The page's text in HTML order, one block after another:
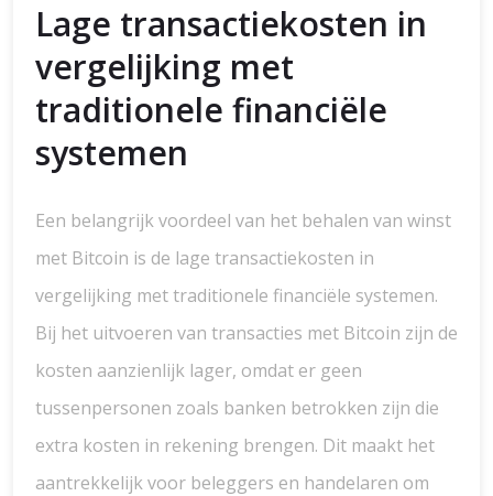
Lage transactiekosten in
vergelijking met
traditionele financiële
systemen
Een belangrijk voordeel van het behalen van winst
met Bitcoin is de lage transactiekosten in
vergelijking met traditionele financiële systemen.
Bij het uitvoeren van transacties met Bitcoin zijn de
kosten aanzienlijk lager, omdat er geen
tussenpersonen zoals banken betrokken zijn die
extra kosten in rekening brengen. Dit maakt het
aantrekkelijk voor beleggers en handelaren om